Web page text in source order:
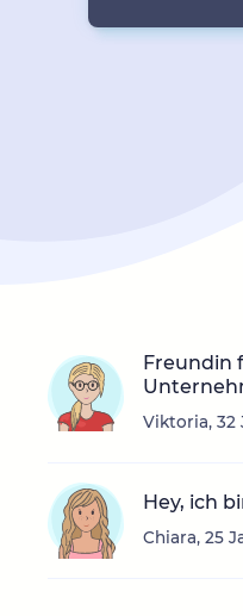
Freundin
Viktoria, 32
Hey, ich
Chiara, 25